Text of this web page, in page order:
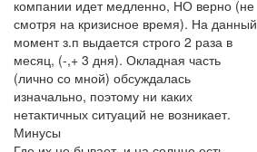
компании идет медленно, НО верно (не
смотря на кризисное время). На данный
момент з.п выдается строго 2 раза в
месяц, (-,+ 3 дня). Окладная часть
(лично со мной) обсуждалась
изначально, поэтому ни каких
нетактичных ситуаций не возникает.
Минусы